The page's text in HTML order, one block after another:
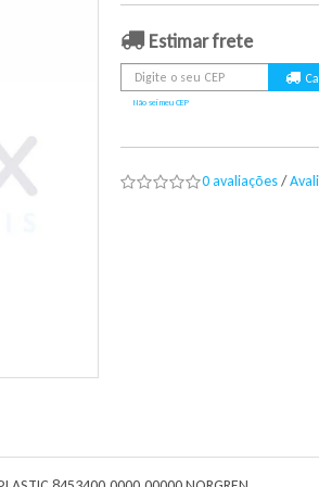
Estimar frete
Não sei meu CEP
0 avaliações/